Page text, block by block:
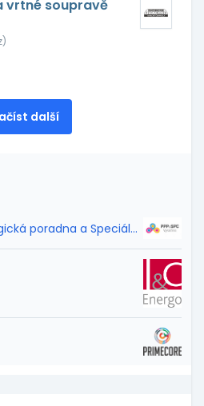
vrtné soupravě
další
Pedagogicko-psychologická poradna a Speciálně pedagogické centrum Vysočina